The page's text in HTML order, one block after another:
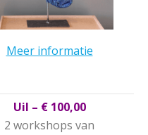
Meer informatie
Uil – € 100,00
2 workshops van